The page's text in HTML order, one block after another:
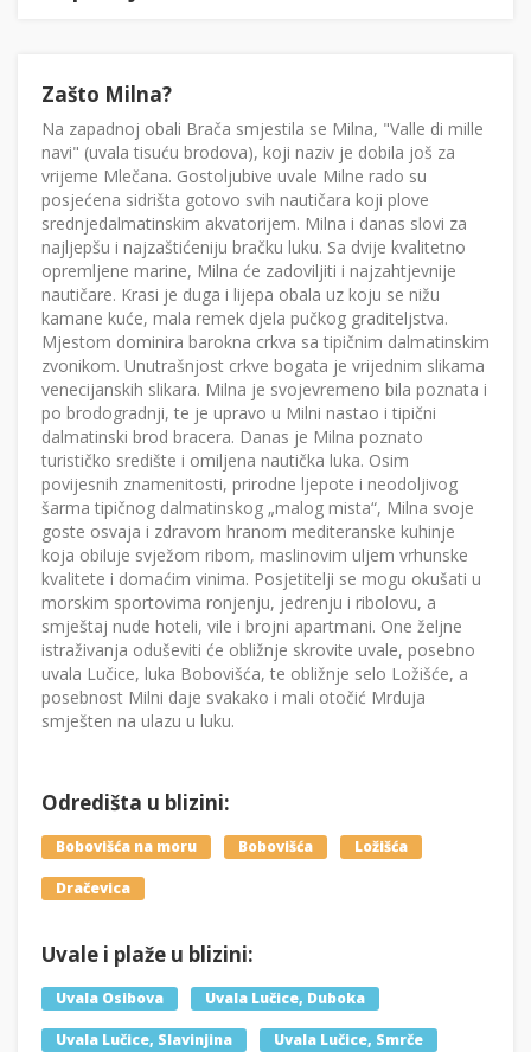
Zašto Milna?
Na zapadnoj obali Brača smjestila se Milna, "Valle di mille
navi" (uvala tisuću brodova), koji naziv je dobila još za
vrijeme Mlečana. Gostoljubive uvale Milne rado su
posjećena sidrišta gotovo svih nautičara koji plove
srednjedalmatinskim akvatorijem. Milna i danas slovi za
najljepšu i najzaštićeniju bračku luku. Sa dvije kvalitetno
opremljene marine, Milna će zadoviljiti i najzahtjevnije
nautičare. Krasi je duga i lijepa obala uz koju se nižu
kamane kuće, mala remek djela pučkog graditeljstva.
Mjestom dominira barokna crkva sa tipičnim dalmatinskim
zvonikom. Unutrašnjost crkve bogata je vrijednim slikama
venecijanskih slikara. Milna je svojevremeno bila poznata i
po brodogradnji, te je upravo u Milni nastao i tipični
dalmatinski brod bracera. Danas je Milna poznato
turističko središte i omiljena nautička luka. Osim
povijesnih znamenitosti, prirodne ljepote i neodoljivog
šarma tipičnog dalmatinskog „malog mista“, Milna svoje
goste osvaja i zdravom hranom mediteranske kuhinje
koja obiluje svježom ribom, maslinovim uljem vrhunske
kvalitete i domaćim vinima. Posjetitelji se mogu okušati u
morskim sportovima ronjenju, jedrenju i ribolovu, a
smještaj nude hoteli, vile i brojni apartmani. One željne
istraživanja oduševiti će obližnje skrovite uvale, posebno
uvala Lučice, luka Bobovišća, te obližnje selo Ložišće, a
posebnost Milni daje svakako i mali otočić Mrduja
smješten na ulazu u luku.
Odredišta u blizini:
Bobovišća na moru Bobovišća Ložišća
Dračevica
Uvale i plaže u blizini:
Uvala Osibova Uvala Lučice, Duboka
Uvala Lučice, Slavinjina Uvala Lučice, Smrče